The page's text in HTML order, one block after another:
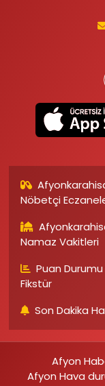
Nöbetçi
Namaz Vakitleri
Puan
Fikstür
Son Dakika
Afyon
Afyon Hava